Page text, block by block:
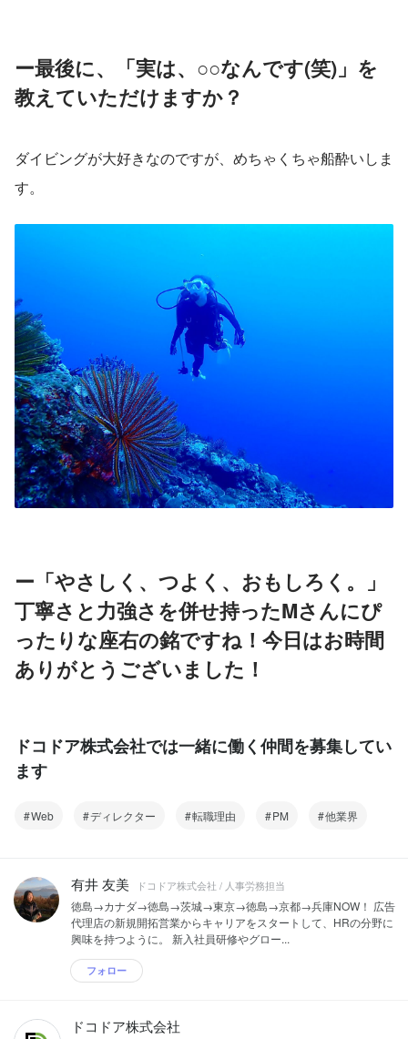
ー最後に、「実は、○○なんです(笑)」を
教えていただけますか？
ダイビングが大好きなのですが、めちゃくちゃ船酔いしま
す。
ー「やさしく、つよく、おもしろく。」
丁寧さと力強さを併せ持ったMさんにぴ
ったりな座右の銘ですね！今日はお時間
ありがとうございました！
ドコドア株式会社では一緒に働く仲間を募集してい
ます
Web ディレクター 転職理由 PM 他業界
有井 友美 ドコドア株式会社 / 人事労務担当
徳島→カナダ→徳島→茨城→東京→徳島→京都→兵庫NOW！ 広告
代理店の新規開拓営業からキャリアをスタートして、HRの分野に
興味を持つように。 新入社員研修やグロー...
フォロー
ドコドア株式会社